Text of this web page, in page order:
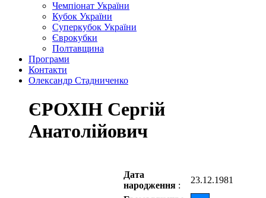
Чемпіонат України
Кубок України
Суперкубок України
Єврокубки
Полтавщина
Програми
Контакти
Олександр Стадниченко
ЄРОХІН Сергій
Анатолійович
Дата
народження :
23.12.1981